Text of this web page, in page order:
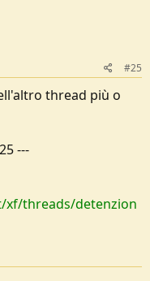
#25
thread più o
---
xf/threads/detenzion